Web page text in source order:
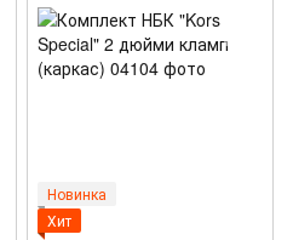
Новинка
Хит